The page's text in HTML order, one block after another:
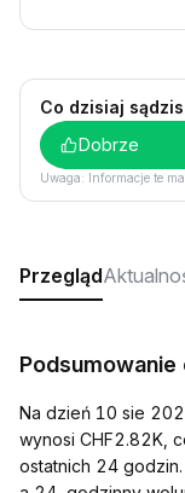
Co dzisiaj
Dobrze
Uwaga: Informacje te
Przegląd
Podsumowanie
Na dzień 10 sie
wynosi CHF2.82K,
ostatnich 24 godzin.